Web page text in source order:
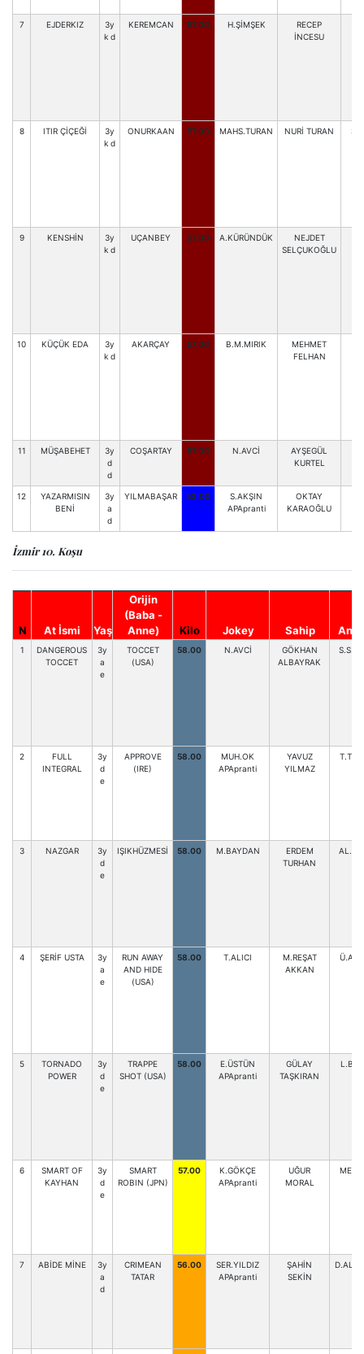
7 EJDERKIZ
3y
k d
KEREMCAN 57.00 H.ŞİMŞEK
RECEP
İNCESU
8 ITIR ÇİÇEĞİ
3y
k d
ONURKAAN 57.00 MAHS.TURAN NURİ TURAN
9 KENSHİN
3y
k d
UÇANBEY 57.00 A.KÜRÜNDÜK
NEJDET
SELÇUKOĞLU
10 KÜÇÜK EDA
3y
k d
AKARÇAY 57.00 B.M.MIRIK
MEHMET
FELHAN
11 MÜŞABEHET
3y
d
d
COŞARTAY 57.00 N.AVCİ
AYŞEGÜL
KURTEL
12
YAZARMISIN
BENİ
3y
a
d
YILMABAŞAR 53.00
S.AKŞIN
APApranti
OKTAY
KARAOĞLU
İzmir 10. Koşu
N At İsmi Yaş
Orijin
(Baba -
Anne)
Kilo Jokey Sahip
1
DANGEROUS
TOCCET
3y
a
e
TOCCET
(USA)
58.00 N.AVCİ
GÖKHAN
ALBAYRAK
2
FULL
INTEGRAL
3y
d
e
APPROVE
(IRE)
58.00
MUH.OK
APApranti
YAVUZ
YILMAZ
3 NAZGAR
3y
d
e
IŞIKHÜZMESİ 58.00 M.BAYDAN
ERDEM
TURHAN
4 ŞERİF USTA
3y
a
e
RUN AWAY
AND HIDE
(USA)
58.00 T.ALICI
M.REŞAT
AKKAN
5
TORNADO
POWER
3y
d
e
TRAPPE
SHOT (USA)
58.00
E.ÜSTÜN
APApranti
GÜLAY
TAŞKIRAN
6
SMART OF
KAYHAN
3y
d
e
SMART
ROBIN (JPN)
57.00
K.GÖKÇE
APApranti
UĞUR
MORAL
7 ABİDE MİNE
3y
a
d
CRIMEAN
TATAR
56.00
SER.YILDIZ
APApranti
ŞAHİN
SEKİN